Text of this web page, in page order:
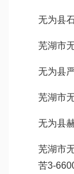
无为县
芜湖市
无为县
芜湖市
无为县
芜湖市
苦3-